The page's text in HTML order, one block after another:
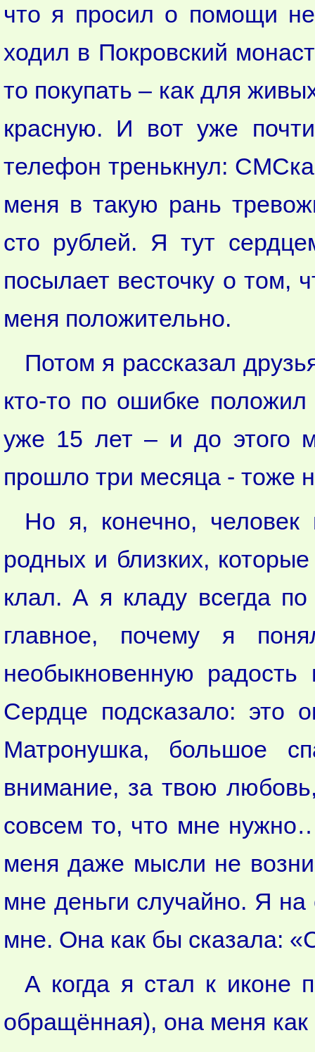
что я просил о помощи
ходил в Покровский
то покупать – как для
красную. И вот уже
телефон тренькнул:
меня в такую рань
сто рублей. Я тут
посылает весточку о том,
меня положительно.
Потом я рассказал
кто-то по ошибке
уже 15 лет – и до этого
прошло три месяца - тоже
Но я, конечно, человек
родных и близких,
клал. А я кладу всегда
главное, почему я
необыкновенную
Сердце подсказало: это
Матронушка, большое
внимание, за твою
совсем то, что мне
меня даже мысли не
мне деньги случайно. Я на
мне. Она как бы сказала:
А когда я стал к иконе
обращённая), она меня